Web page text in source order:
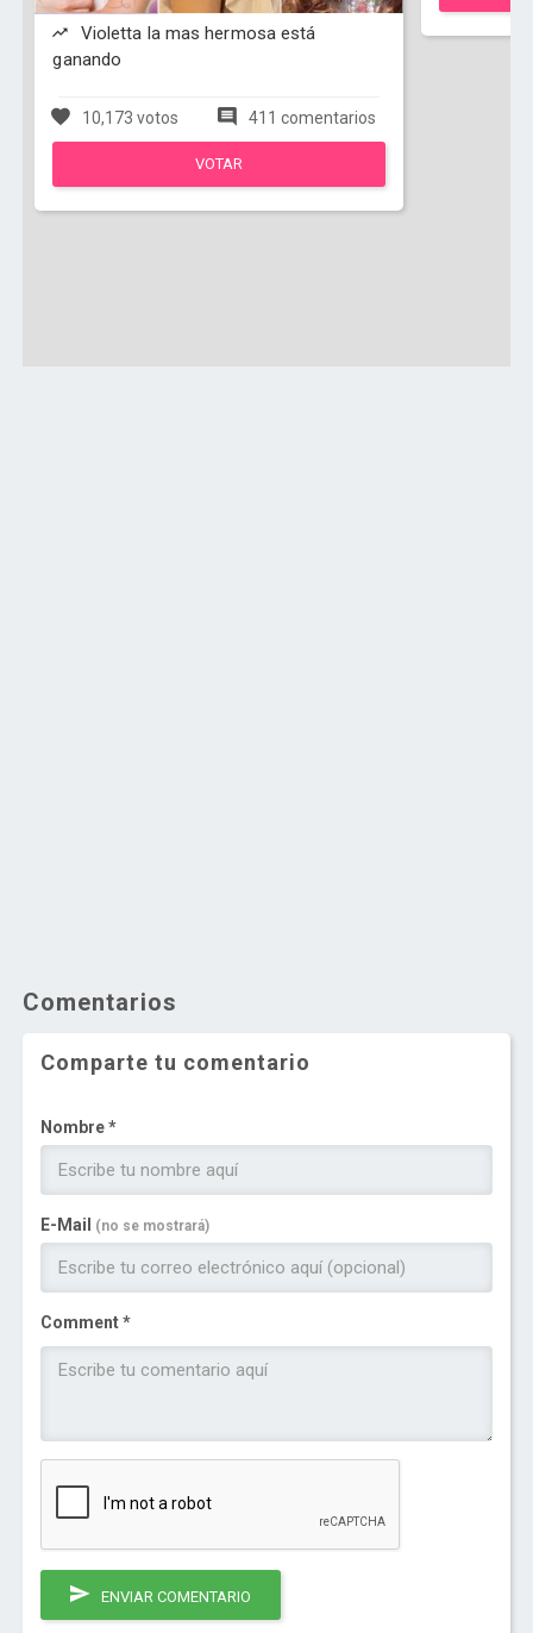
Violetta la mas hermosa está
ganando
10,173 votos 411 comentarios
VOTAR
Comentarios
Comparte tu comentario
Nombre *
E-Mail (no se mostrará)
Comment *
ENVIAR COMENTARIO